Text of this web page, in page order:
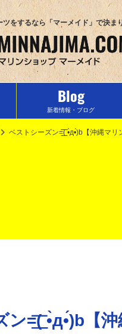
をするなら「マーメイド」で決ま
Blog
新着情報・ブログ
ベストシーズン=͟͟͞͞( •̀д•́)b【沖縄マ
ン=͟͟͞͞( •̀д•́)b【